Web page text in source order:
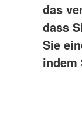
das
dass
Sie
indem